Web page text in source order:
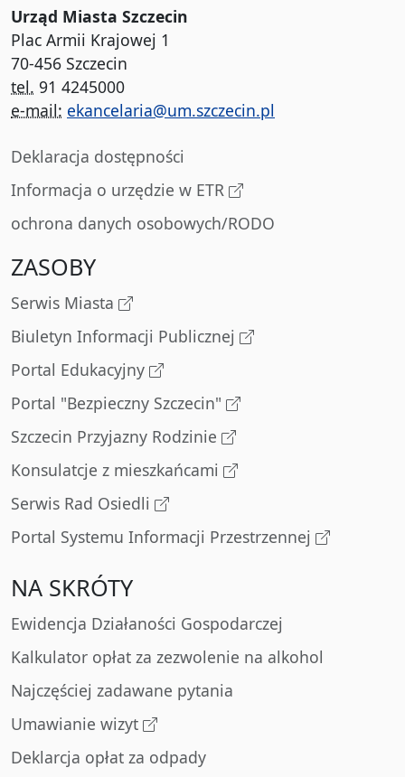
Urząd Miasta Szczecin
Plac Armii Krajowej 1
70-456 Szczecin
tel. 91 4245000
e-mail: ekancelaria@um.szczecin.pl
Deklaracja dostępności
Informacja o urzędzie w ETR
ochrona danych osobowych/RODO
ZASOBY
Serwis Miasta
Biuletyn Informacji Publicznej
Portal Edukacyjny
Portal "Bezpieczny Szczecin"
Szczecin Przyjazny Rodzinie
Konsulatcje z mieszkańcami
Serwis Rad Osiedli
Portal Systemu Informacji Przestrzennej
NA SKRÓTY
Ewidencja Działaności Gospodarczej
Kalkulator opłat za zezwolenie na alkohol
Najczęściej zadawane pytania
Umawianie wizyt
Deklarcja opłat za odpady